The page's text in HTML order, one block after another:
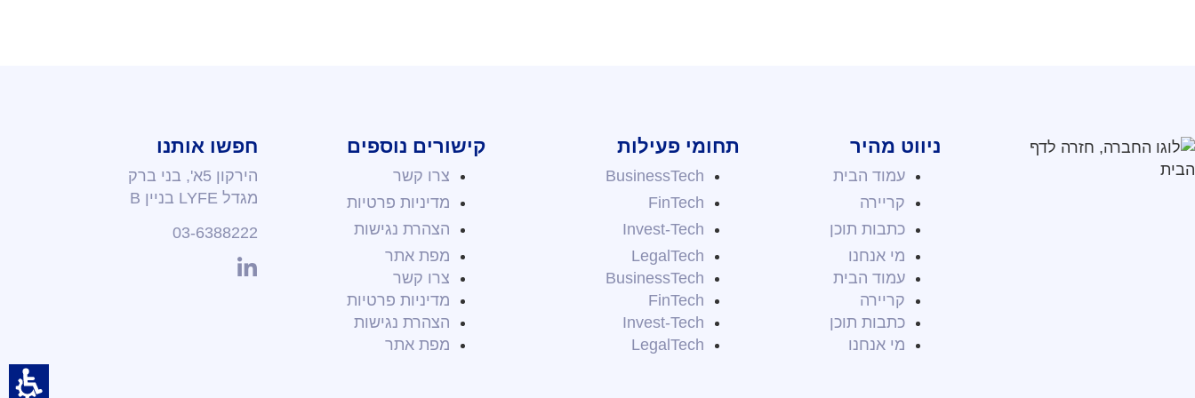
ניווט מהיר
עמוד הבית
קריירה
כתבות תוכן
מי אנחנו
עמוד הבית
קריירה
כתבות תוכן
מי אנחנו
תחומי פעילות
BusinessTech
FinTech
Invest-Tech
LegalTech
BusinessTech
FinTech
Invest-Tech
LegalTech
קישורים נוספים
צרו קשר
מדיניות פרטיות
הצהרת נגישות
מפת אתר
צרו קשר
מדיניות פרטיות
הצהרת נגישות
מפת אתר
חפשו אותנו
הירקון 5א', בני ברק
מגדל LYFE
בניין B
03-6388222